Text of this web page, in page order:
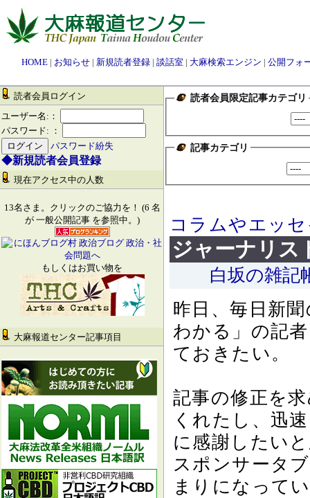
HOME | お知らせ | 新規読者登録 | 談話室 | 大麻検索エンジン | 公開フォ
読者会員ログイン
ユーザー名:：
パスワード: ：
パスワード紛失
◆新規読者会員登録
現在アクセス中の人数
13名さま。クリックのご協力を！ (6 名
が 一般公開記事 を参照中。)
もしくはお買い物を
大麻報道センター記事項目
読者会員限定記事カテゴリ
記事カテゴリ
コラムやエッ
ジャーナリス
白坂の雑記
昨日、毎日新
わかる」の記
ておきたい。
記事の修正を
くれたし、迅
に感謝したい
スポンサータ
まりになって